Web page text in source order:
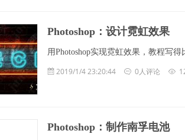
Photoshop：设计霓虹效果
用Photoshop实现霓虹效果，教程
2019/1/4 23:20:44 0人评论
Photoshop：制作南孚电池